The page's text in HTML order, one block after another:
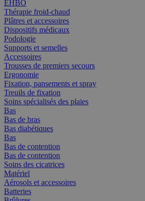
EHBO
Thérapie froid-chaud
Plâtres et accessoires
Dispositifs médicaux
Podologie
Supports et semelles
Accessoires
Trousses de premiers secours
Ergonomie
Fixation, pansements et spray
Treuils de fixation
Soins spécialisés des plaies
Bas
Bas de bras
Bas diabétiques
Bas
Bas de contention
Bas de contention
Soins des cicatrices
Matériel
Aérosols et accessoires
Batteries